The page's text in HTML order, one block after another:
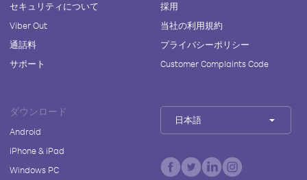
セキュリティについて
Viber Out
通話料
サポート
採用
当社の利用規約
プライバシーポリシー
Customer Complaints Code
ダウンロード
Android
iPhone & iPad
Windows PC
日本語